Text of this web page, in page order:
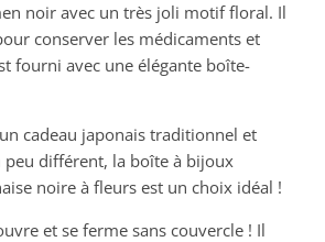
noir avec un très joli motif floral. Il
conserver les médicaments et
fourni avec une élégante boîte-
cadeau japonais traditionnel et
peu différent, la boîte à bijoux
noire à fleurs est un choix idéal !
et se ferme sans couvercle ! Il